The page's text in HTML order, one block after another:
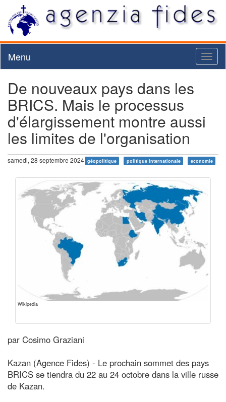
Menu
De nouveaux pays dans les
BRICS. Mais le processus
d'élargissement montre aussi
les limites de l'organisation
samedi, 28 septembre 2024 géopolitique politique internationale economie
Wikipedia
par Cosimo Graziani
Kazan (Agence Fides) - Le prochain sommet des pays
BRICS se tiendra du 22 au 24 octobre dans la ville russe
de Kazan.